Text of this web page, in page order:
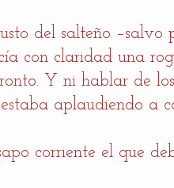
del salteño
con claridad una
Y ni hablar de
aplaudiendo a
corriente el que